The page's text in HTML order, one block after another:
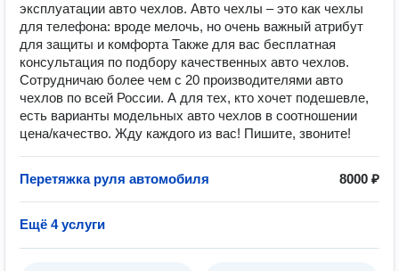
эксплуатации авто чехлов. Авто чехлы – это как чехлы
для телефона: вроде мелочь, но очень важный атрибут
для защиты и комфорта Также для вас бесплатная
консультация по подбору качественных авто чехлов.
Сотрудничаю более чем с 20 производителями авто
чехлов по всей России. А для тех, кто хочет подешевле,
есть варианты модельных авто чехлов в соотношении
цена/качество. Жду каждого из вас! Пишите, звоните!
Перетяжка руля автомобиля 8000 ₽
Ещё 4 услуги